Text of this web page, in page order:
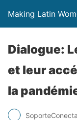
Making Latin
Dialogue:
et leur
la
SoporteConecta